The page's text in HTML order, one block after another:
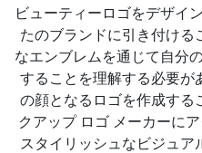
ビューティーロゴをデザイ
たのブランドに引き付ける
なエンブレムを通じて自分
することを理解する必要が
の顔となるロゴを作成する
クアップ ロゴ メーカーに
スタイリッシュなビジュア